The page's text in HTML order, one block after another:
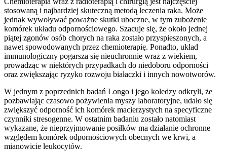
stosowaną i najbardziej skuteczną metodą leczenia raka. Może
jednak wywoływać poważne skutki uboczne, w tym zubożenie
komórek układu odpornościowego. Szacuje się, że około jednej
piątej zgonów osób chorych na raka zostało przyspieszonych, a
nawet spowodowanych przez chemioterapię. Ponadto, układ
immunologiczny pogarsza się nieuchronnie wraz z wiekiem,
prowadząc w niektórych przypadkach do niedoboru odporności
oraz zwiększając ryzyko rozwoju białaczki i innych nowotworów.
W jednym z poprzednich badań Longo i jego koledzy odkryli, że
pozbawiając czasowo pożywienia myszy laboratoryjne, udało się
zwiększyć odporność ich komórek macierzystych na specyficzne
czynniki stresogenne. W ostatnim badaniu zostało natomiast
wykazane, że nieprzyjmowanie posiłków ma działanie ochronne
względem komórek odpornościowych obecnych we krwi, a
mianowicie leukocytów.